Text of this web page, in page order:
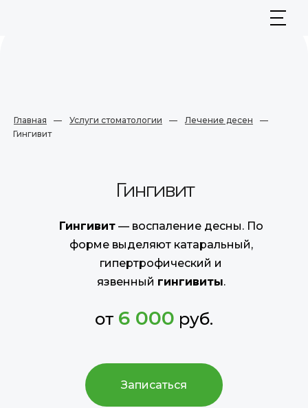
Главная — Услуги стоматологии — Лечение десен
—
Гингивит
Гингивит
Гингивит— воспаление десны. По
форме выделяют катаральный,
гипертрофический и
язвенный гингивиты.
от 6 000 руб.
Записаться